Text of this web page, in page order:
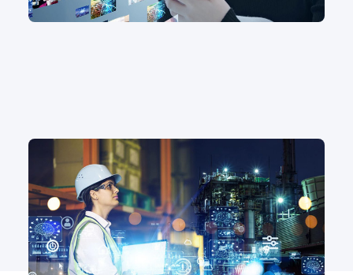
製造業のDXはなぜ重要？現状の課題やチェックポイ
ントを解説
動画作成 #動画マニュアル#動画作成アプリ